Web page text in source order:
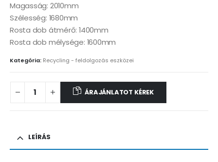
Magasság: 2010mm
Szélesség: 1680mm
Rosta dob átmérő: 1400mm
Rosta dob mélysége: 1600mm
Kategória: Recycling - feldolgozás eszközei
ÁRAJÁNLATOT KÉREK
LEÍRÁS